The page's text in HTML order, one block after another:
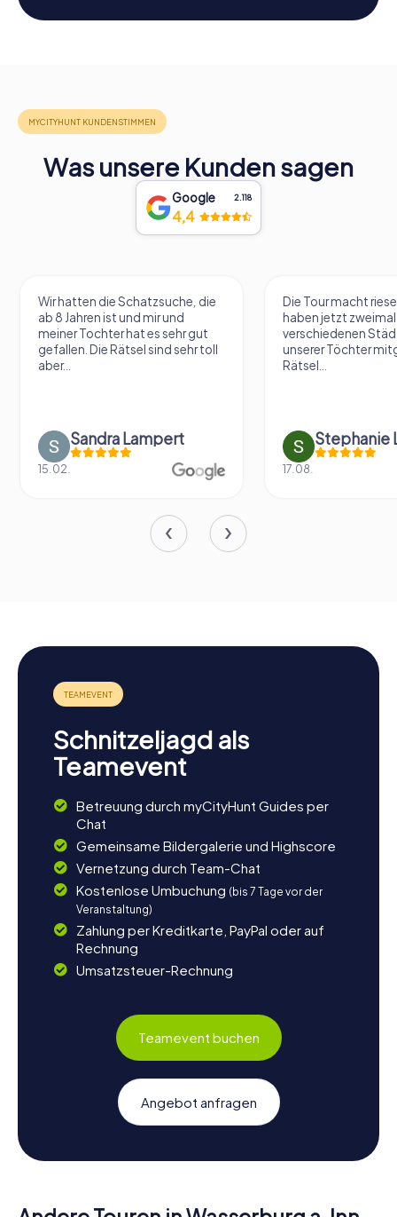
Was unsere Kunden sagen
Google 2.118
4,4
Wir hatten die Schatzsuche, die
ab 8 Jahren ist und mir und
meiner Tochter hat es sehr gut
gefallen. Die Rätsel sind sehr toll
aber...
Sandra Lampert
15.02.
Die Tour macht riesen
haben jetzt zweimal in
verschiedenen Städten
unserer Töchter
Rätsel...
Stephanie
17.08.
Schnitzeljagd als
Teamevent
Betreuung durch myCityHunt Guides per
Chat
Gemeinsame Bildergalerie und Highscore
Vernetzung durch Team-Chat
Kostenlose Umbuchung (bis 7 Tage vor der
Veranstaltung)
Zahlung per Kreditkarte, PayPal oder auf
Rechnung
Umsatzsteuer-Rechnung
Teamevent buchen
Angebot anfragen